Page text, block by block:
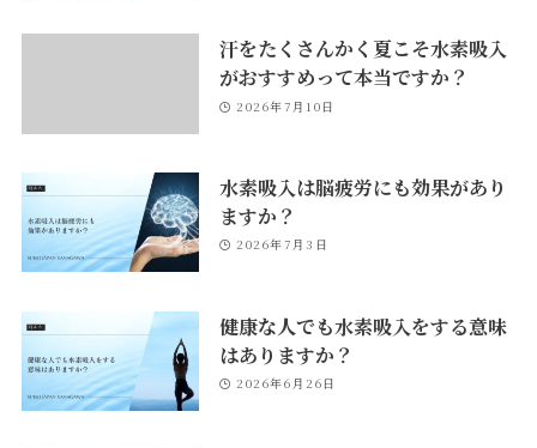
汗をたくさんかく夏こそ水素吸入
がおすすめって本当ですか？
2026年7月10日
水素吸入は脳疲労にも効果があり
ますか？
2026年7月3日
健康な人でも水素吸入をする意味
はありますか？
2026年6月26日